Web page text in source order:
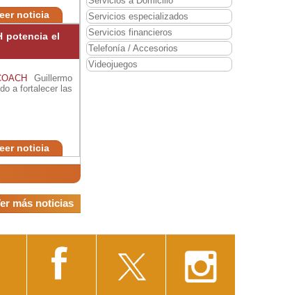
noticia
potencia el
Guillermo
a fortalecer las
noticia
más noticias
Servicios especializados
Servicios financieros
Telefonía / Accesorios
Videojuegos